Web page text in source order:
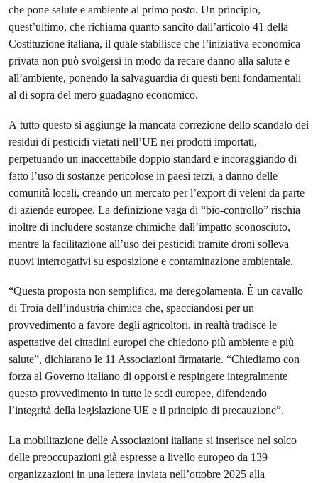
che pone salute e ambiente al primo posto. Un principio,
quest’ultimo, che richiama quanto sancito dall’articolo 41 della
Costituzione italiana, il quale stabilisce che l’iniziativa economica
privata non può svolgersi in modo da recare danno alla salute e
all’ambiente, ponendo la salvaguardia di questi beni fondamentali
al di sopra del mero guadagno economico.
A tutto questo si aggiunge la mancata correzione dello scandalo dei
residui di pesticidi vietati nell’UE nei prodotti importati,
perpetuando un inaccettabile doppio standard e incoraggiando di
fatto l’uso di sostanze pericolose in paesi terzi, a danno delle
comunità locali, creando un mercato per l’export di veleni da parte
di aziende europee. La definizione vaga di “bio-controllo” rischia
inoltre di includere sostanze chimiche dall’impatto sconosciuto,
mentre la facilitazione all’uso dei pesticidi tramite droni solleva
nuovi interrogativi su esposizione e contaminazione ambientale.
“Questa proposta non semplifica, ma deregolamenta. È un cavallo
di Troia dell’industria chimica che, spacciandosi per un
provvedimento a favore degli agricoltori, in realtà tradisce le
aspettative dei cittadini europei che chiedono più ambiente e più
salute”, dichiarano le 11 Associazioni firmatarie. “Chiediamo con
forza al Governo italiano di opporsi e respingere integralmente
questo provvedimento in tutte le sedi europee, difendendo
l’integrità della legislazione UE e il principio di precauzione”.
La mobilitazione delle Associazioni italiane si inserisce nel solco
delle preoccupazioni già espresse a livello europeo da 139
organizzazioni in una lettera inviata nell’ottobre 2025 alla